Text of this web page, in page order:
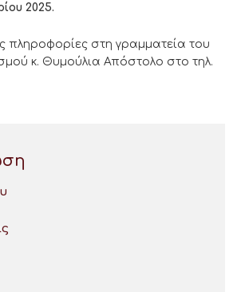
2025.
πληροφορίες στη γραμματεία του
κ. Θυμούλια Απόστολο στο τηλ.